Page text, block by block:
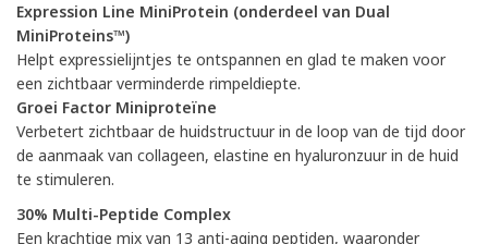
Expression Line MiniProtein (onderdeel van Dual
MiniProteins™)
Helpt expressielijntjes te ontspannen en glad te maken voor
een zichtbaar verminderde rimpeldiepte.
Groei Factor Miniproteïne
Verbetert zichtbaar de huidstructuur in de loop van de tijd door
de aanmaak van collageen, elastine en hyaluronzuur in de huid
te stimuleren.
30% Multi-Peptide Complex
Een krachtige mix van 13 anti-aging peptiden, waaronder